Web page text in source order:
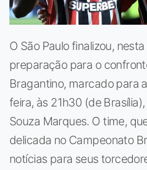
O São Paulo finalizou,
preparação para o
Bragantino, marcado para
feira, às 21h30 (de
Souza Marques. O time,
delicada no Campeonato
notícias para seus